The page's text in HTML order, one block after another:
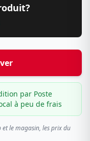
par Poste
à peu de frais
et le magasin, les prix du